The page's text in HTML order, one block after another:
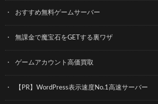
おすすめ無料ゲームサーバー
無課金で魔宝石をGETする裏ワザ
ゲームアカウント高価買取
【PR】WordPress表示速度No.1高速サーバー